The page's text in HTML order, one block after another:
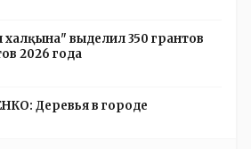
халқына" выделил 350 грантов
2026 года
Деревья в городе